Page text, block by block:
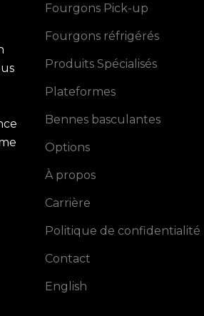
Fourgons Pick-up
Fourgons réfrigérés
Produits Spécialisés
Plateformes
Bennes basculantes
Options
À propos
Carrière
Politique de confidentialité
Contact
English